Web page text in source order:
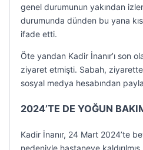
genel durumunun yakından
durumunda dünden bu yana
ifade etti.
Öte yandan Kadir İnanır’ı son
ziyaret etmişti. Sabah,
sosyal medya hesabından
2024’TE DE YOĞUN
Kadir İnanır, 24 Mart 2024’te
nedeniyle hastaneye